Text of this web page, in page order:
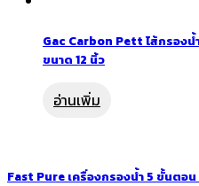
Gac Carbon Pett ไส้กรองน้
ขนาด 12 นิ้ว
อ่านเพิ่ม
Fast Pure เครื่องกรองน้ำ 5 ขั้นตอน